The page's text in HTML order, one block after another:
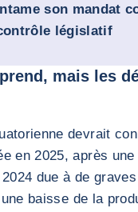
son mandat
législatif
mais les
devrait
en 2025, après
due à de
baisse de la